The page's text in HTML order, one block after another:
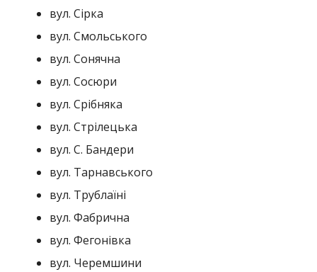
вул. Сірка
вул. Смольського
вул. Сонячна
вул. Сосюри
вул. Срібняка
вул. Стрілецька
вул. С. Бандери
вул. Тарнавського
вул. Трублаїні
вул. Фабрична
вул. Фегонівка
вул. Черемшини